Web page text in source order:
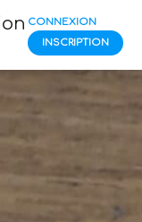
CONNEXION
INSCRIPTION